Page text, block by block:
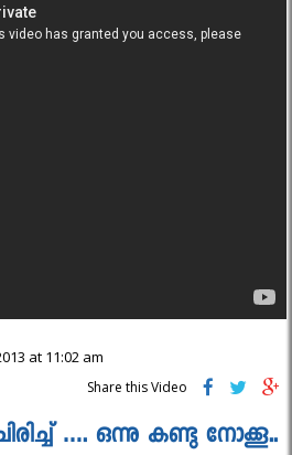
at 11:02 am
Share this Video
…. ഒന്നു കണ്ടു നോക്കൂ..